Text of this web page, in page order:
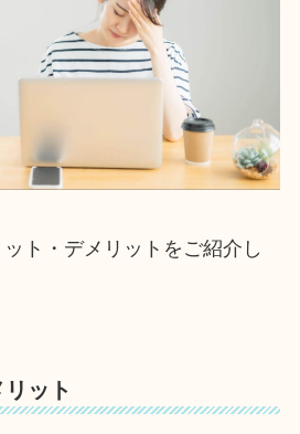
ト・デメリットをご紹介し
ット